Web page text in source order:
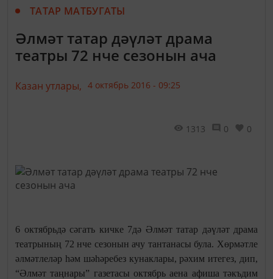
ТАТАР МАТБУГАТЫ
Әлмәт татар дәүләт драма
театры 72 нче сезонын ача
Казан утлары, 4 октябрь 2016 - 09:25
1313 0 0
6 октябрьдә сәгать кичке 7дә Әлмәт татар дәүләт драма
театрының 72 нче сезонын ачу тантанасы була. Хөрмәтле
әлмәтлеләр hәм шәhәребез кунаклары, рәхим итегез, дип,
“Әлмәт таңнары” газетасы октябрь аена афиша тәкъдим